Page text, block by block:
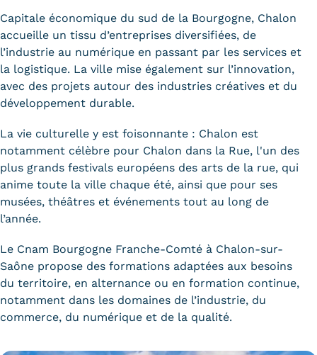
Validation des Acquis de
l'Expérience (VAE)
Validation des études
supérieures (VES)
Validation des acquis
professionnels et personnels
Discrimination/égalité/mixité
Handi'Cnam
Capitale économique du sud de la Bourgogne, Chalon
accueille un tissu d’entreprises diversifiées, de
l’industrie au numérique en passant par les services et
la logistique. La ville mise également sur l’innovation,
avec des projets autour des industries créatives et du
développement durable.
La vie culturelle y est foisonnante : Chalon est
notamment célèbre pour Chalon dans la Rue, l'un des
plus grands festivals européens des arts de la rue, qui
anime toute la ville chaque été, ainsi que pour ses
musées, théâtres et événements tout au long de
l’année.
Le Cnam Bourgogne Franche-Comté à Chalon-sur-
Saône propose des formations adaptées aux besoins
du territoire, en alternance ou en formation continue,
notamment dans les domaines de l’industrie, du
commerce, du numérique et de la qualité.